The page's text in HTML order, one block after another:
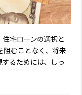
宅ローンの選択と
阻むことなく、将来
るためには、しっ